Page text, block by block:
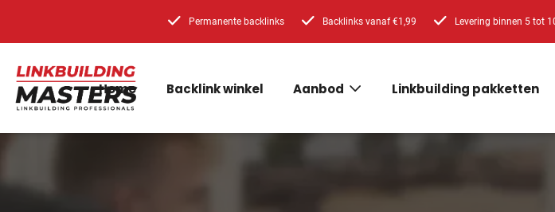
Permanente backlinks Backlinks vanaf €1,99 Levering binnen 5 tot
Home Backlink winkel Aanbod Linkbuilding pakketten